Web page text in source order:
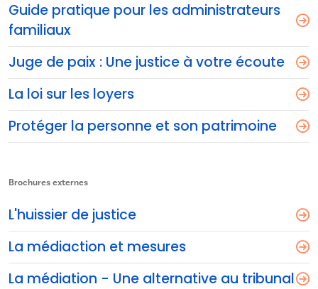
Guide pratique pour les administrateurs
familiaux
Juge de paix : Une justice à votre écoute
La loi sur les loyers
Protéger la personne et son patrimoine
Brochures externes
L'huissier de justice
La médiaction et mesures
La médiation - Une alternative au tribunal